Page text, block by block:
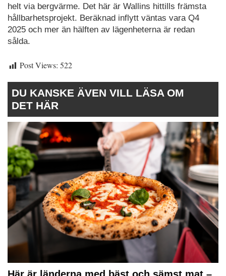
helt via bergvärme. Det här är Wallins hittills främsta
hållbarhetsprojekt. Beräknad inflytt väntas vara Q4
2025 och mer än hälften av lägenheterna är redan
sålda.
Post Views: 522
DU KANSKE ÄVEN VILL LÄSA OM
DET HÄR